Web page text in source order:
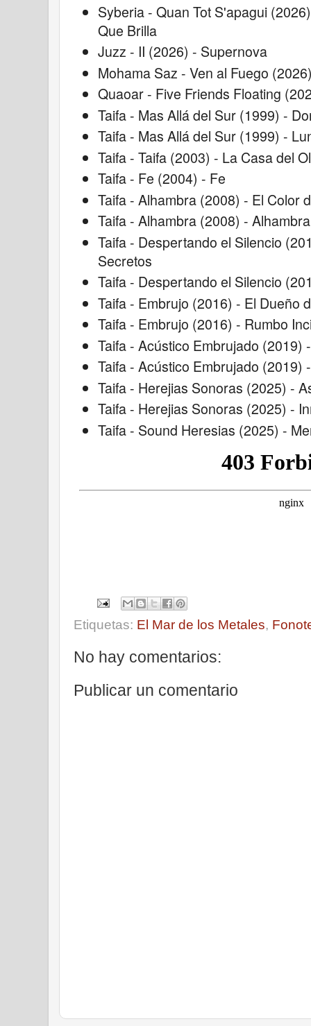
Syberia - Quan Tot S'apagui
Que Brilla
Juzz - II (2026) - Supernova
Mohama Saz - Ven al Fuego
Quaoar - Five Friends Floating
Taifa - Mas Allá del Sur (1999) -
Taifa - Mas Allá del Sur (1999) -
Taifa - Taifa (2003) - La Casa del
Taifa - Fe (2004) - Fe
Taifa - Alhambra (2008) - El Color
Taifa - Alhambra (2008) - Alhambra
Taifa - Despertando el Silencio
Secretos
Taifa - Despertando el Silencio
Taifa - Embrujo (2016) - El Dueño
Taifa - Embrujo (2016) - Rumbo
Taifa - Acústico Embrujado (2019)
Taifa - Acústico Embrujado (2019)
Taifa - Herejias Sonoras (2025) -
Taifa - Herejias Sonoras (2025) -
Taifa - Sound Heresias (2025) -
Etiquetas: El Mar de los Metales,
No hay comentarios:
Publicar un comentario